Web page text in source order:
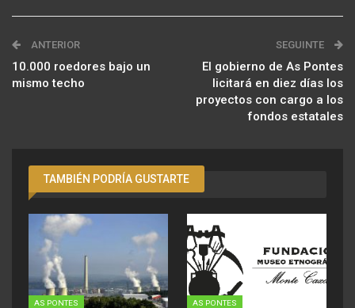
ANTERIOR
10.000 roedores bajo un
mismo techo
SEGUINTE
El gobierno de As Pontes
licitará en diez días los
proyectos con cargo a los
fondos estatales
TAMBIÉN PODRÍA GUSTARTE
AS PONTES AS PONTES